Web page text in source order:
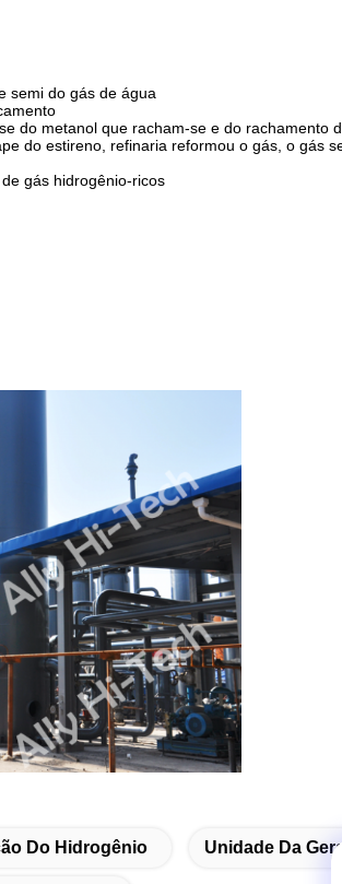
semi do gás de água
do metanol que racham-se e do rachamento
do estireno, refinaria reformou o gás, o gás
gás hidrogênio-ricos
Do Hidrogênio Unidade Da